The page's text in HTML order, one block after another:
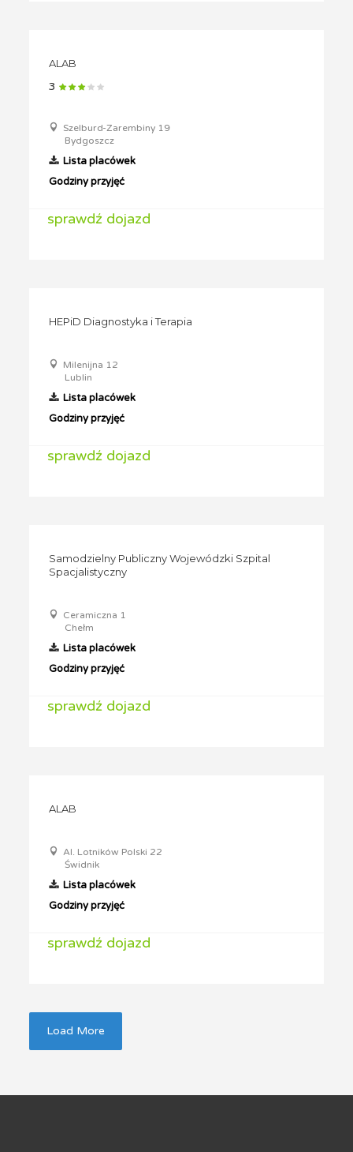
ALAB
3
Szelburd-Zarembiny 19
Bydgoszcz
Lista placówek
Godziny przyjęć
sprawdź dojazd
HEPiD Diagnostyka i Terapia
Milenijna 12
Lublin
Lista placówek
Godziny przyjęć
sprawdź dojazd
Samodzielny Publiczny Wojewódzki Szpital
Spacjalistyczny
Ceramiczna 1
Chełm
Lista placówek
Godziny przyjęć
sprawdź dojazd
ALAB
Al. Lotników Polski 22
Świdnik
Lista placówek
Godziny przyjęć
sprawdź dojazd
Load More